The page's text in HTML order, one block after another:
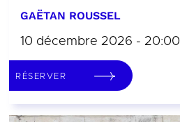
GAËTAN ROUSSEL
10 décembre 2026 - 20:00
RÉSERVER